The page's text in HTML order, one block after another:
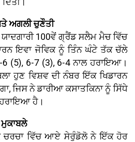
ਅਗਲੀ ਚੁਣੌਤੀ
100ਵੇਂ ਗ੍ਰੈਂਡ ਸਲੈਮ ਮੈਚ ਵਿੱਚ
ਇਵਾ ਜੋਵਿਕ ਨੂੰ ਤਿੰਨ ਘੰਟੇ ਤੱਕ ਚੱਲੇ
(5), 6-7 (3), 6-4 ਨਾਲ ਹਰਾਇਆ।
ਹੁਣ ਵਿਸ਼ਵ ਦੀ ਨੰਬਰ ਇੱਕ ਖਿਡਾਰਨ
ਜਿਸ ਨੇ ਡਾਰੀਆ ਕਸਾਤਕਿਨਾ ਨੂੰ ਸਿੱਧੇ
ਹਰਾਇਆ ਹੈ।
ਚਰਚਾ ਵਿੱਚ ਆਏ ਸੇਰੁੰਡੋਲੋ ਨੇ ਇੱਕ ਹੋਰ